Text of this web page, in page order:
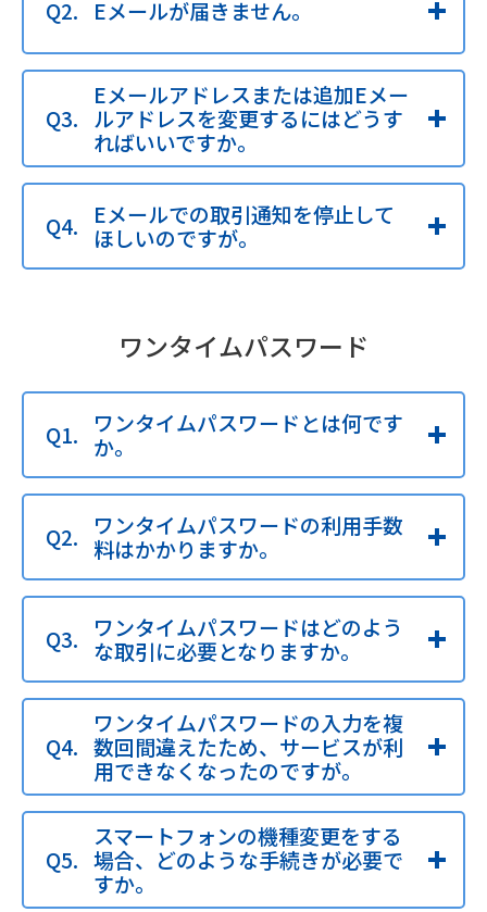
Eメールが届きません。
Eメールアドレスまたは追加Eメー
ルアドレスを変更するにはどうす
ればいいですか。
Eメールでの取引通知を停止して
ほしいのですが。
ワンタイムパスワード
ワンタイムパスワードとは何です
か。
ワンタイムパスワードの利用手数
料はかかりますか。
ワンタイムパスワードはどのよう
な取引に必要となりますか。
ワンタイムパスワードの入力を複
数回間違えたため、サービスが利
用できなくなったのですが。
スマートフォンの機種変更をする
場合、どのような手続きが必要で
すか。